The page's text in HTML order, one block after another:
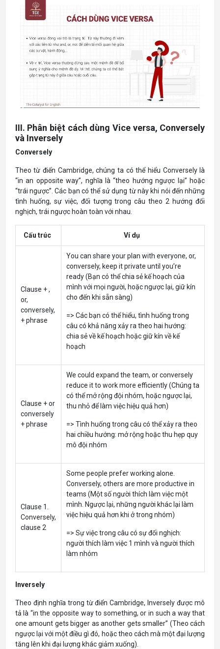
III. Phân biệt cách dùng Vice versa, Conversely
và Inversely
Conversely
Theo từ điển Cambridge, chúng ta có thể hiểu Conversely là
“in an opposite way”, nghĩa là “theo hướng ngược lại” hoặc
“trái ngược”. Các bạn có thể sử dụng từ này khi nói đến những
tình huống, sự việc, đối tượng trong câu theo 2 hướng đối
nghịch, trái ngược hoàn toàn với nhau.
Cấu trúc Ví dụ
Clause + ,
or,
conversely,
+ phrase
You can share your plan with everyone, or,
conversely, keep it private until you’re
ready (Bạn có thể chia sẻ kế hoạch của
mình với mọi người, hoặc ngược lại, giữ kín
cho đến khi sẵn sàng)
=> Các bạn có thể hiểu, tình huống trong
câu có khả năng xảy ra theo hai hướng:
chia sẻ về kế hoạch hoặc giữ kín về kế
hoạch
Clause + or
conversely
+ phrase
We could expand the team, or conversely
reduce it to work more efficiently (Chúng ta
có thể mở rộng đội nhóm, hoặc ngược lại,
thu nhỏ để làm việc hiệu quả hơn)
=> Tình huống trong câu có thể xảy ra theo
hai chiều hướng: mở rộng hoặc thu hẹp quy
mô đội nhóm
Clause 1.
Conversely,
clause 2
Some people prefer working alone.
Conversely, others are more productive in
teams (Một số người thích làm việc một
mình. Ngược lại, những người khác lại làm
việc hiệu quả hơn khi ở trong nhóm)
=> Sự việc trong câu có sự đối nghịch:
người thích làm việc 1 mình và người thích
làm nhóm
Inversely
Theo định nghĩa trong từ điển Cambridge, Inversely được mô
tả là “in the opposite way to something, or in such a way that
one amount gets bigger as another gets smaller” (Theo cách
ngược lại với một điều gì đó, hoặc theo cách mà một đại lượng
tăng lên khi đại lượng khác giảm xuống).